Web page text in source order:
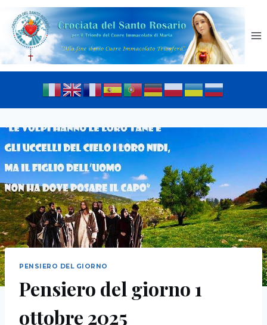
PENSIERO DEL GIORNO
Pensiero del giorno 1
ottobre 2025